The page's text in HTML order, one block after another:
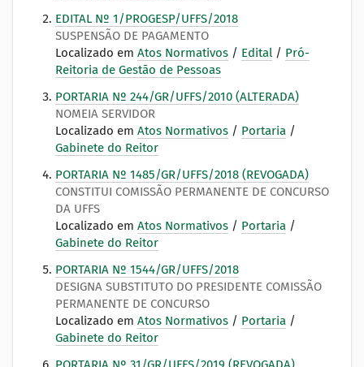
EDITAL Nº 1/PROGESP/UFFS/2018
SUSPENSÃO DE PAGAMENTO
Localizado em Atos Normativos / Edital / Pró-
Reitoria de Gestão de Pessoas
PORTARIA Nº 244/GR/UFFS/2010 (ALTERADA)
NOMEIA SERVIDOR
Localizado em Atos Normativos / Portaria /
Gabinete do Reitor
PORTARIA Nº 1485/GR/UFFS/2018 (REVOGADA)
CONSTITUI COMISSÃO PERMANENTE DE CONCURSO
DA UFFS
Localizado em Atos Normativos / Portaria /
Gabinete do Reitor
PORTARIA Nº 1544/GR/UFFS/2018
DESIGNA SUBSTITUTO DO PRESIDENTE COMISSÃO
PERMANENTE DE CONCURSO
Localizado em Atos Normativos / Portaria /
Gabinete do Reitor